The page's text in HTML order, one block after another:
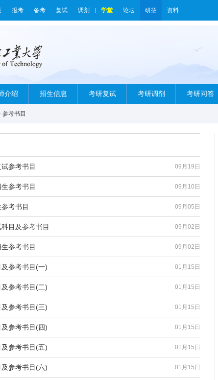
报考 备考 复试 调剂 学堂 论坛 研招 资料
介绍 招生信息 考研复试 考研调剂 考研问答
参考书目
09月19日
参考书目
09月10日
参考书目
09月05日
考书目
09月02日
目及参考书目
09月02日
参考书目
01月15日
参考书目(一)
01月15日
参考书目(二)
01月15日
参考书目(三)
01月15日
参考书目(四)
01月15日
参考书目(五)
01月15日
参考书目(六)